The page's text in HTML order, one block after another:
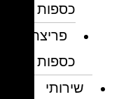
כספות
פריצת
כספות
שירותי